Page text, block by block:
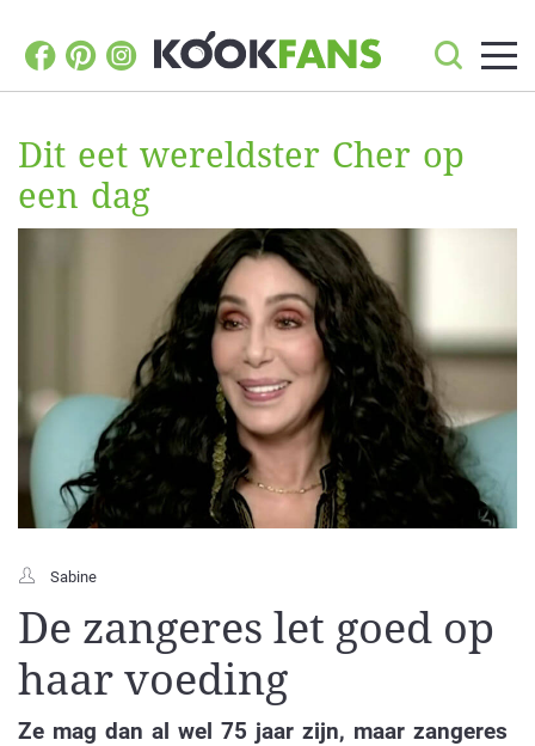
Dit eet wereldster Cher op
een dag
Sabine
De zangeres let goed op
haar voeding
Ze mag dan al wel 75 jaar zijn, maar zangeres